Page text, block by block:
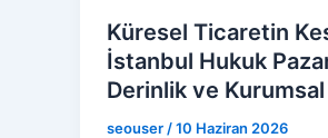
Küresel Ticaretin
İstanbul Hukuk
Derinlik ve Kurumsal
seouser /10 Haziran 2026